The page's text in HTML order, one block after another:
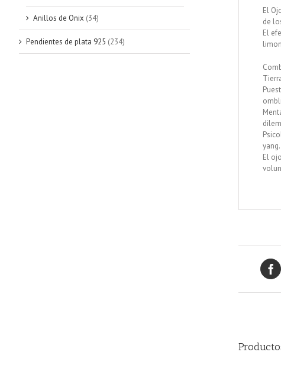
El
de
El
yang.
El
Anillos de Onix (34)
Pendientes de plata 925 (234)